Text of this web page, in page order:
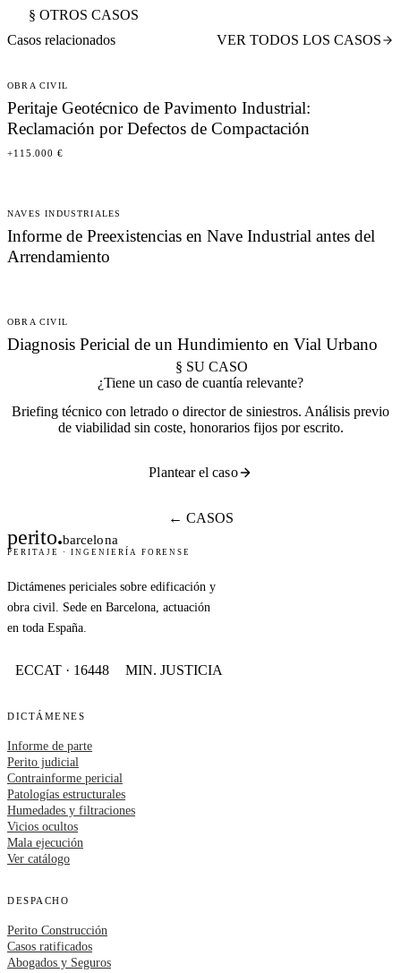
§ OTROS CASOS
Casos relacionados
VER TODOS LOS CASOS
OBRA CIVIL
Peritaje Geotécnico de Pavimento Industrial:
Reclamación por Defectos de Compactación
+115.000 €
NAVES INDUSTRIALES
Informe de Preexistencias en Nave Industrial antes del
Arrendamiento
OBRA CIVIL
Diagnosis Pericial de un Hundimiento en Vial Urbano
§ SU CASO
¿Tiene un caso de cuantía relevante?
Briefing técnico con letrado o director de siniestros. Análisis previo
de viabilidad sin coste, honorarios fijos por escrito.
Plantear el caso
← CASOS
perito.barcelona
PERITAJE · INGENIERÍA FORENSE
Dictámenes periciales sobre edificación y
obra civil. Sede en Barcelona, actuación
en toda España.
ECCAT · 16448 MIN. JUSTICIA
DICTÁMENES
Informe de parte
Perito judicial
Contrainforme pericial
Patologías estructurales
Humedades y filtraciones
Vicios ocultos
Mala ejecución
Ver catálogo
DESPACHO
Perito Construcción
Casos ratificados
Abogados y Seguros